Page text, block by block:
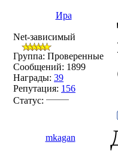
Ира
Net-зависимый
Группа: Проверенные
Сообщений: 1899
Награды: 39
Репутация: 156
Статус:
mkagan